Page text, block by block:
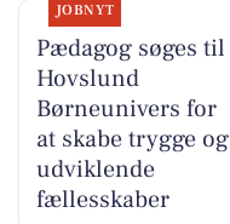
JOBNYT
Pædagog søges til
Hovslund
Børneunivers for
at skabe trygge og
udviklende
fællesskaber